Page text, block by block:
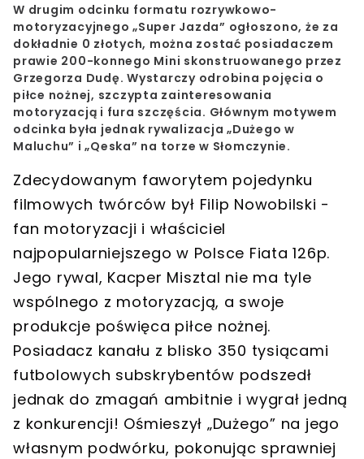
W drugim odcinku formatu rozrywkowo-
motoryzacyjnego „Super Jazda” ogłoszono, że za
dokładnie 0 złotych, można zostać posiadaczem
prawie 200-konnego Mini skonstruowanego przez
Grzegorza Dudę. Wystarczy odrobina pojęcia o
piłce nożnej, szczypta zainteresowania
motoryzacją i fura szczęścia. Głównym motywem
odcinka była jednak rywalizacja „Dużego w
Maluchu” i „Qeska” na torze w Słomczynie.
Zdecydowanym faworytem pojedynku
filmowych twórców był Filip Nowobilski -
fan motoryzacji i właściciel
najpopularniejszego w Polsce Fiata 126p.
Jego rywal, Kacper Misztal nie ma tyle
wspólnego z motoryzacją, a swoje
produkcje poświęca piłce nożnej.
Posiadacz kanału z blisko 350 tysiącami
futbolowych subskrybentów podszedł
jednak do zmagań ambitnie i wygrał jedną
z konkurencji! Ośmieszył „Dużego” na jego
własnym podwórku, pokonując sprawniej